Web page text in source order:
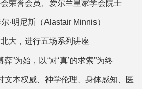
荣誉会员、爱尔兰皇家学会院士
·明尼斯（Alastair Minnis）
大，进行五场系列讲座
弈”为始，以“对‘真’的求索”为终
文本权威、神学伦理、身体感知、医